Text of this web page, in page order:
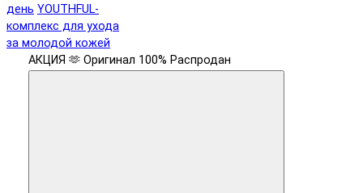
день YOUTHFUL-
комплекс для ухода
за молодой кожей
АКЦИЯ 🫶 Оригинал 100% Распродан